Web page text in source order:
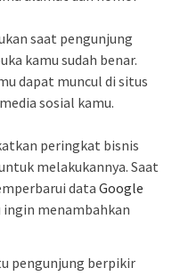
saat pengunjung
kamu sudah benar.
dapat muncul di situs
sosial kamu.
peringkat bisnis
melakukannya. Saat
data Google
ingin menambahkan
pengunjung berpikir